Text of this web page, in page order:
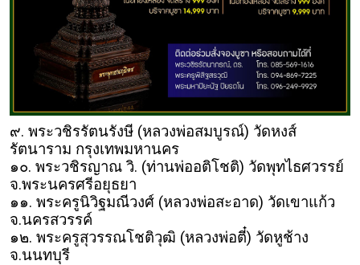
๙. พระวชิรรัตนรังษี (หลวงพ่อสมบูรณ์) วัดหงส์
รัตนาราม กรุงเทพมหานคร
๑๐. พระวชิรญาณ วิ. (ท่านพ่ออติโชติ) วัดพุทไธศวรรย์
จ.พระนครศรีอยุธยา
๑๑. พระครูนิวิฐมณีวงศ์ (หลวงพ่อสะอาด) วัดเขาแก้ว
จ.นครสวรรค์
๑๒. พระครูสุวรรณโชติวุฒิ (หลวงพ่อตี๋) วัดหูช้าง
จ.นนทบุรี